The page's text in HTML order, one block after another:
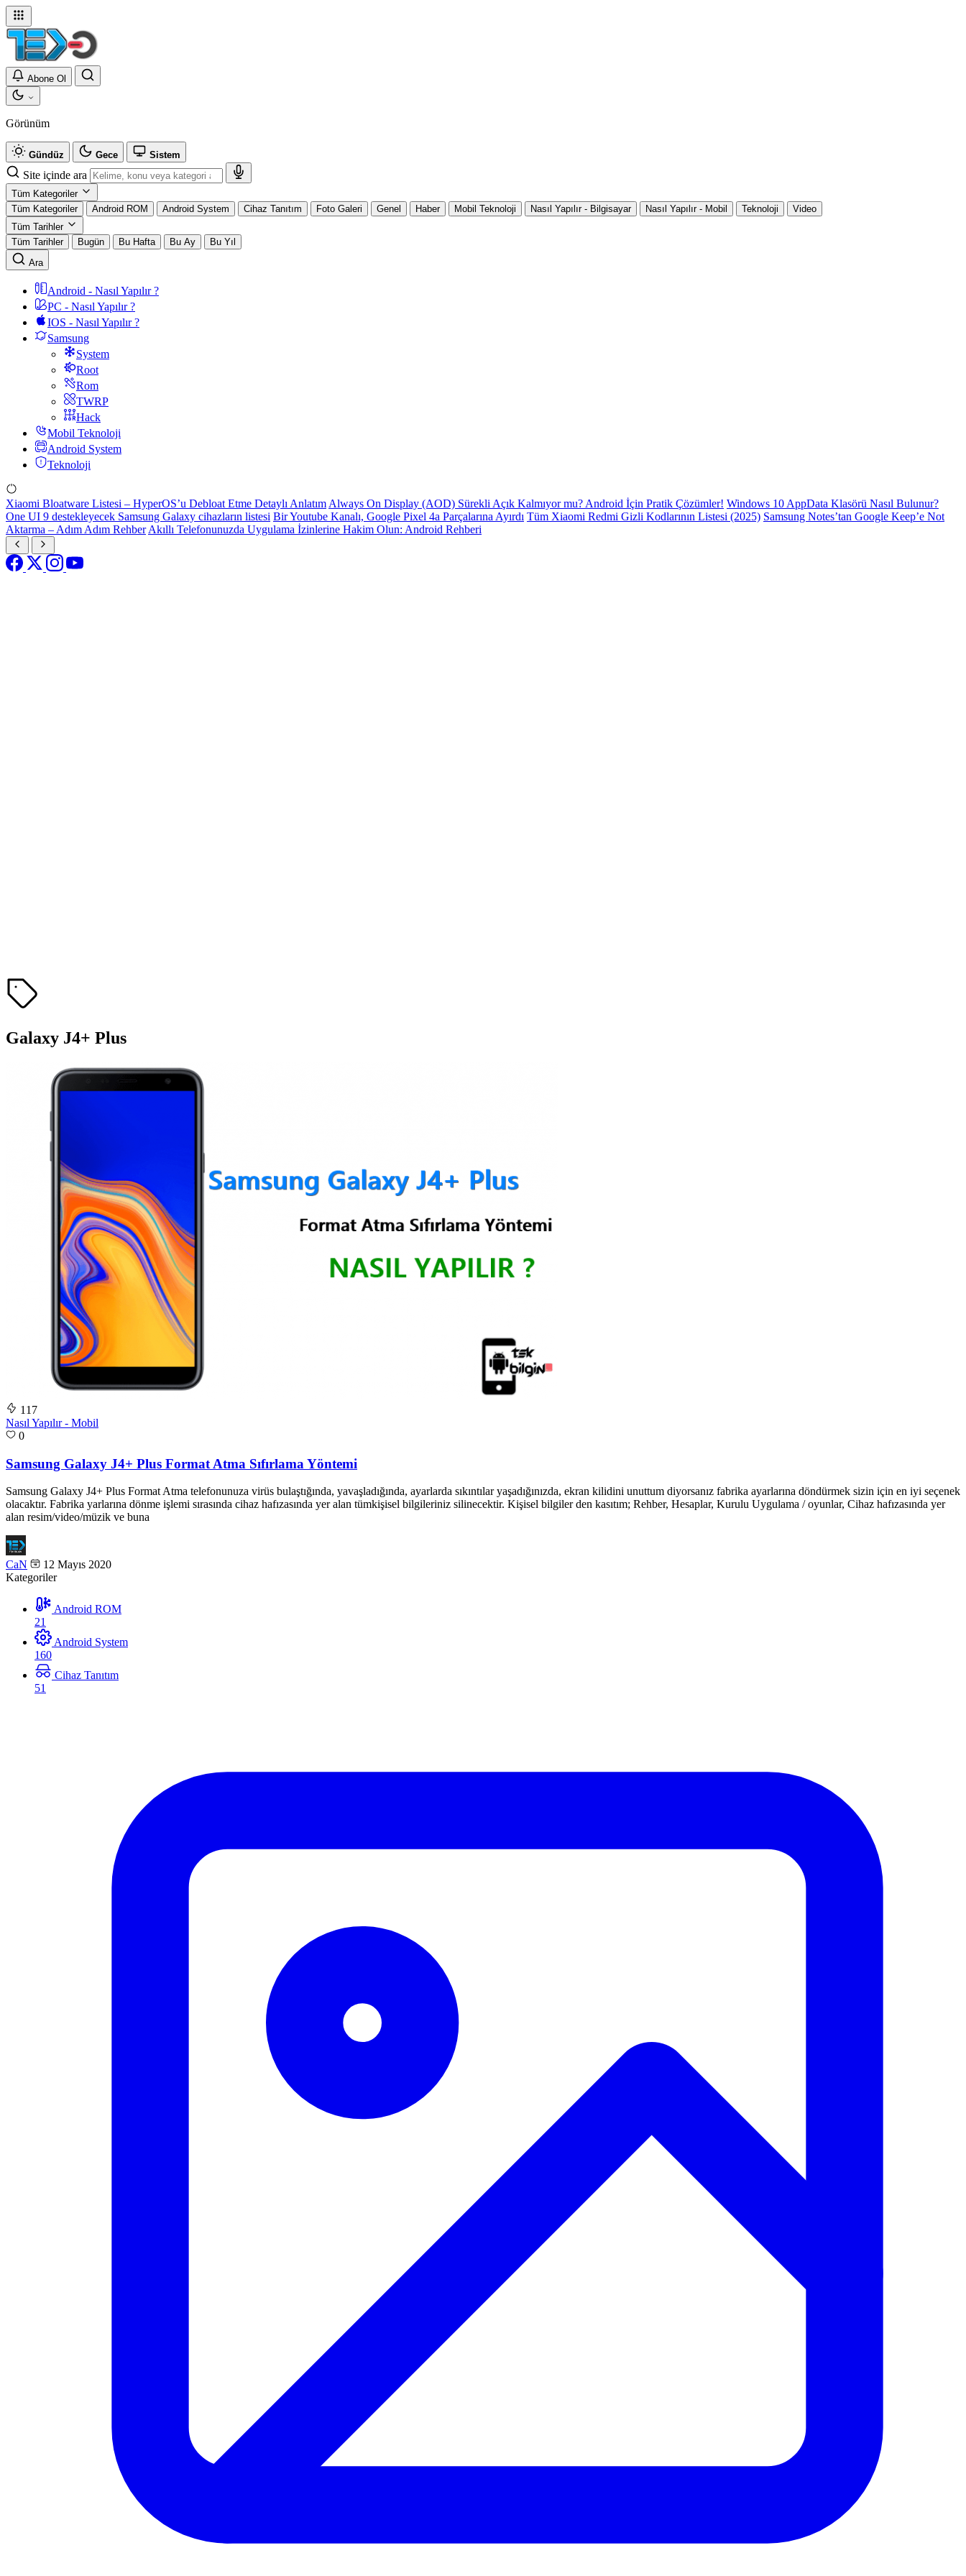
Abone Ol
Görünüm
Gündüz Gece Sistem
Site içinde ara
Tüm Kategoriler
Tüm Kategoriler
Android ROM Android System Cihaz Tanıtım Foto Galeri Genel Haber Mobil Teknoloji Nasıl Yapılır - Bilgisayar Nasıl Yapılır - Mobil Teknoloji
Video
Tüm Tarihler
Tüm Tarihler
Bugün Bu Hafta Bu Ay
Bu Yıl
Ara
Android - Nasıl Yapılır ?
PC - Nasıl Yapılır ?
IOS - Nasıl Yapılır ?
Samsung
System
Root
Rom
TWRP
Hack
Mobil Teknoloji
Android System
Teknoloji
Xiaomi Bloatware Listesi – HyperOS’u Debloat Etme Detaylı Anlatım Always On Display (AOD) Sürekli Açık Kalmıyor mu? Android İçin Pratik Çözümler! Windows 10 AppData Klasörü Nasıl Bulunur?
One UI 9 destekleyecek Samsung Galaxy cihazların listesi Bir Youtube Kanalı, Google Pixel 4a Parçalarına Ayırdı Tüm Xiaomi Redmi Gizli Kodlarının Listesi (2025) Samsung Notes’tan Google Keep’e Not
Aktarma – Adım Adım Rehber Akıllı Telefonunuzda Uygulama İzinlerine Hakim Olun: Android Rehberi
Galaxy J4+ Plus
117
Nasıl Yapılır - Mobil
0
Samsung Galaxy J4+ Plus Format Atma Sıfırlama Yöntemi
Samsung Galaxy J4+ Plus Format Atma telefonunuza virüs bulaştığında, yavaşladığında, ayarlarda sıkıntılar yaşadığınızda, ekran kilidini unuttum diyorsanız fabrika ayarlarına döndürmek sizin için en iyi seçenek
olacaktır. Fabrika yarlarına dönme işlemi sırasında cihaz hafızasında yer alan tümkişisel bilgileriniz silinecektir. Kişisel bilgiler den kasıtım; Rehber, Hesaplar, Kurulu Uygulama / oyunlar, Cihaz hafızasında yer
alan resim/video/müzik ve buna
CaN
12 Mayıs 2020
Kategoriler
Android ROM
21
Android System
160
Cihaz Tanıtım
51